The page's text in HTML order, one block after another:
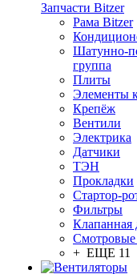
Запчасти Bitzer
Рама Bitzer
Шатунно-
группа
Плиты
Элементы
Крепёж
Вентили
Электрика
Датчики
ТЭН
Прокладки
Стартор-
Фильтры
Клапанная
Смотровые
+ ЕЩЕ 11